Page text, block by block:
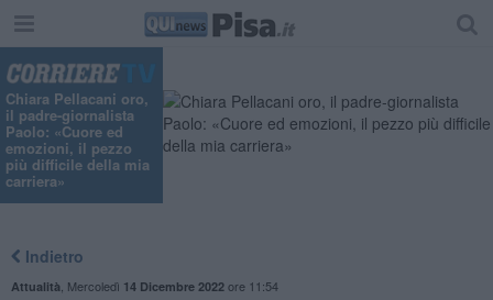
Chiara Pellacani oro,
il padre-giornalista
Paolo: «Cuore ed
emozioni, il pezzo
più difficile della mia
carriera»
Indietro
Attualità Mercoledì 14 Dicembre 2022ore 11:54